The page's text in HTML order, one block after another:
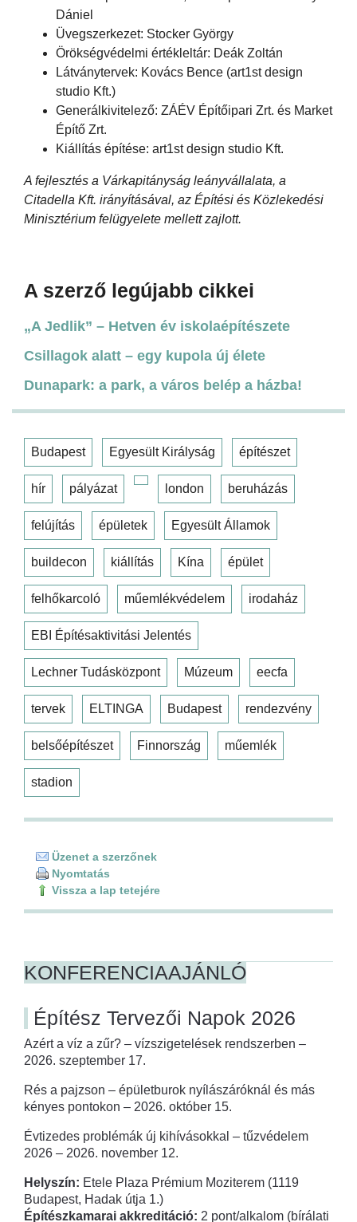
Dániel
Üvegszerkezet: Stocker György
Örökségvédelmi értékleltár: Deák Zoltán
Látványtervek: Kovács Bence (art1st design
studio Kft.)
Generálkivitelező: ZÁÉV Építőipari Zrt. és Market
Építő Zrt.
Kiállítás építése: art1st design studio Kft.
A fejlesztés a Várkapitányság leányvállalata, a
Citadella Kft. irányításával, az Építési és Közlekedési
Minisztérium felügyelete mellett zajlott.
A szerző legújabb cikkei
„A Jedlik” – Hetven év iskolaépítészete
Csillagok alatt – egy kupola új élete
Dunapark: a park, a város belép a házba!
Budapest Egyesült Királyság építészet
hír pályázat london beruházás
felújítás épületek Egyesült Államok
buildecon kiállítás Kína épület
felhőkarcoló műemlékvédelem irodaház
EBI Építésaktivitási Jelentés
Lechner Tudásközpont Múzeum eecfa
tervek ELTINGA Budapest rendezvény
belsőépítészet Finnország műemlék
stadion
Üzenet a szerzőnek
Nyomtatás
Vissza a lap tetejére
KONFERENCIAAJÁNLÓ
Építész Tervezői Napok 2026
Azért a víz a zűr? – vízszigetelések rendszerben –
2026. szeptember 17.
Rés a pajzson – épületburok nyílászáróknál és más
kényes pontokon – 2026. október 15.
Évtizedes problémák új kihívásokkal – tűzvédelem
2026 – 2026. november 12.
Helyszín: Etele Plaza Prémium Moziterem (1119
Budapest, Hadak útja 1.)
Építészkamarai akkreditáció: 2 pont/alkalom (bírálati